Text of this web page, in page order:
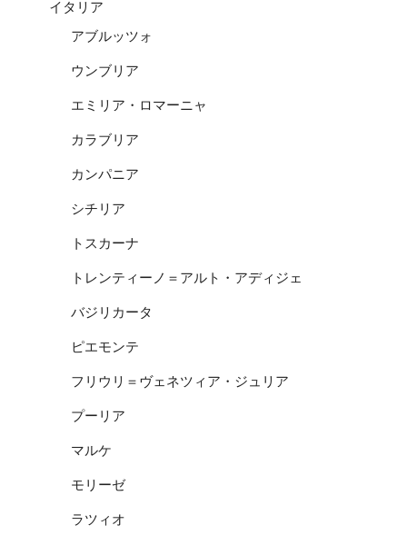
イタリア
アブルッツォ
ウンブリア
エミリア・ロマーニャ
カラブリア
カンパニア
シチリア
トスカーナ
トレンティーノ＝アルト・アディジェ
バジリカータ
ピエモンテ
フリウリ＝ヴェネツィア・ジュリア
プーリア
マルケ
モリーゼ
ラツィオ